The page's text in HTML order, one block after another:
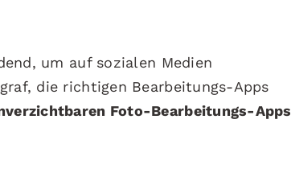
um auf sozialen Medien
die richtigen Bearbeitungs-Apps
Foto-Bearbeitungs-Apps